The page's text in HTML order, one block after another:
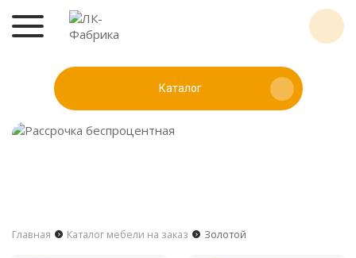
Каталог
Главная Каталог мебели на заказ Золотой